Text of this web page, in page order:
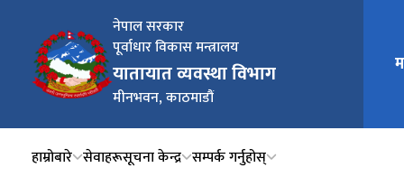
नेपाल सरकार
पूर्वाधार विकास मन्त्रालय
यातायात व्यवस्था विभाग
मीनभवन, काठमाडौं
मुख्य
हाम्रोबारे सेवाहरूसूचना केन्द्र सम्पर्क गर्नुहोस्